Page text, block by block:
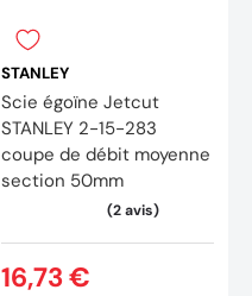
STANLEY
Scie égoïne Jetcut
STANLEY 2-15-283
coupe de débit moyenne
section 50mm
16,73 €